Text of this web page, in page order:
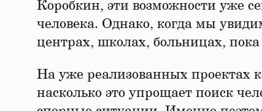
Коробкин, эти возможности уже
человека. Однако, когда мы
центрах, школах, больницах, пока
На уже реализованных проектах
насколько это упрощает поиск